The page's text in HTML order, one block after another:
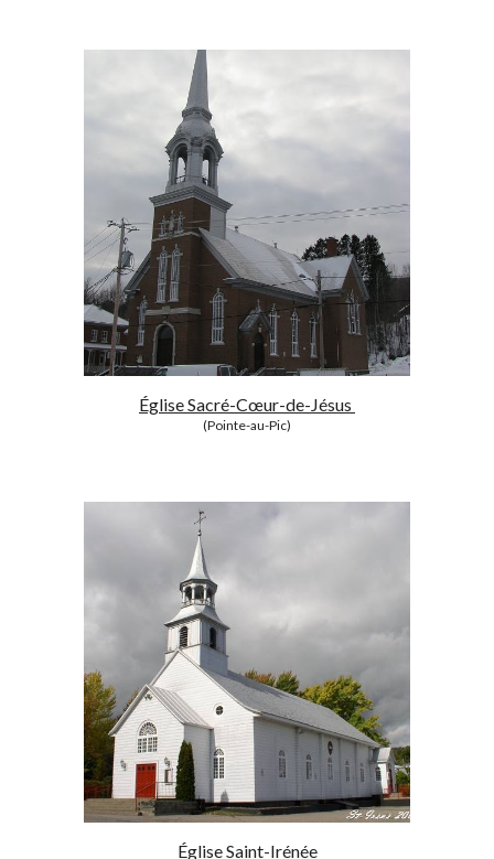
Église Sacré-Cœur-de-Jésus
(Pointe-au-Pic)
Église Saint-Irénée